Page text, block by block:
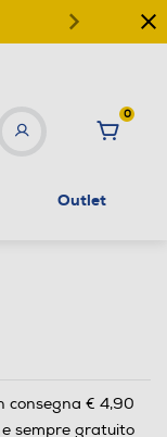
0
Outlet
consegna € 4,90
sempre gratuito